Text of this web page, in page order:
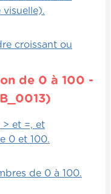
visuelle).
croissant ou
de 0 à 100 -
> et =, et
0 et 100.
de 0 à 100.